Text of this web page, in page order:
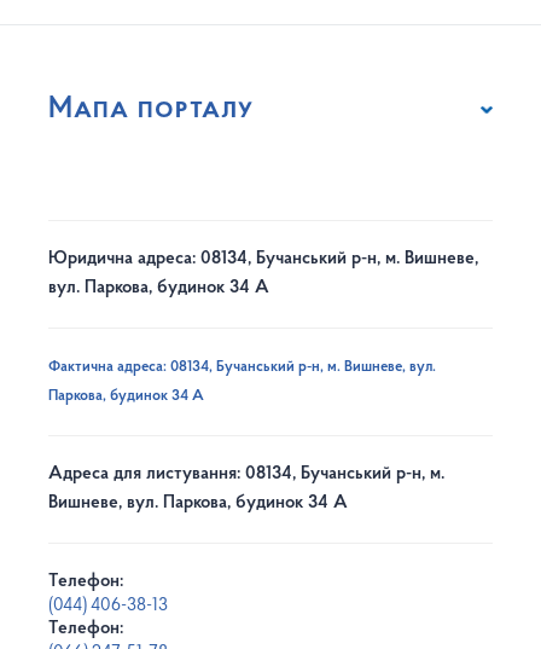
Мапа порталу
Юридична адреса: 08134, Бучанський р-н, м. Вишневе,
вул. Паркова, будинок 34 А
Фактична адреса: 08134, Бучанський р-н, м. Вишневе, вул.
Паркова, будинок 34 А
Адреса для листування: 08134, Бучанський р-н, м.
Вишневе, вул. Паркова, будинок 34 А
Телефон:
(044) 406-38-13
Телефон: